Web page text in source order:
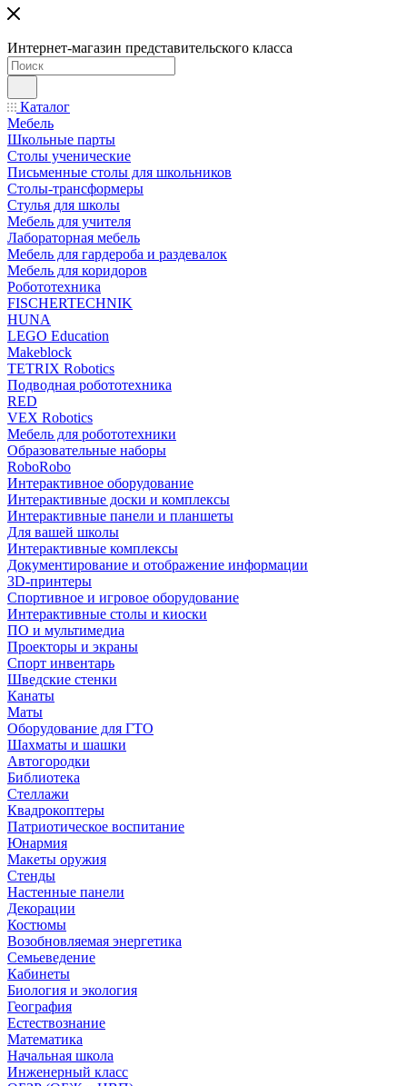
Интернет-магазин представительского класса
Каталог
Мебель
Школьные парты
Столы ученические
Письменные столы для школьников
Столы-трансформеры
Стулья для школы
Мебель для учителя
Лабораторная мебель
Мебель для гардероба и раздевалок
Мебель для коридоров
Робототехника
FISCHERTECHNIK
HUNA
LEGO Education
Makeblock
TETRIX Robotics
Подводная робототехника
RED
VEX Robotics
Мебель для робототехники
Образовательные наборы
RoboRobo
Интерактивное оборудование
Интерактивные доски и комплексы
Интерактивные панели и планшеты
Для вашей школы
Интерактивные комплексы
Документирование и отображение информации
3D-принтеры
Спортивное и игровое оборудование
Интерактивные столы и киоски
ПО и мультимедиа
Проекторы и экраны
Спорт инвентарь
Шведские стенки
Канаты
Маты
Оборудование для ГТО
Шахматы и шашки
Автогородки
Библиотека
Стеллажи
Квадрокоптеры
Патриотическое воспитание
Юнармия
Макеты оружия
Стенды
Настенные панели
Декорации
Костюмы
Возобновляемая энергетика
Семьеведение
Кабинеты
Биология и экология
География
Естествознание
Математика
Начальная школа
Инженерный класс